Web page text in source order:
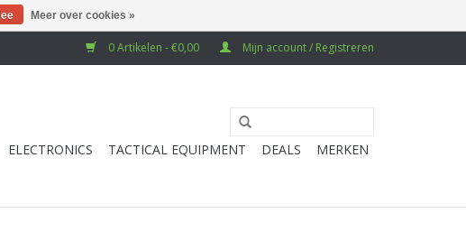
0 Artikelen - €0,00 Mijn account / Registreren
ELECTRONICS TACTICAL EQUIPMENT DEALS MERKEN
Meer over cookies »